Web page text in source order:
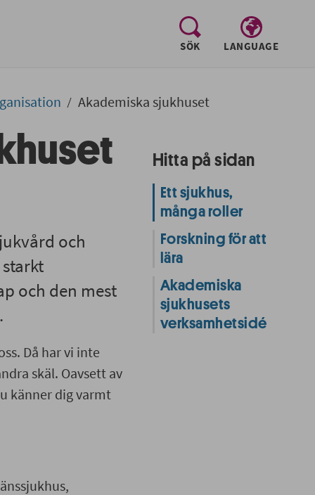
SÖK
, visa sökfältet
LANGUAGE
Akademiska sjukhuset
och
och den mest
Då har vi inte
skäl. Oavsett av
känner dig varmt
Hitta på sidan
Ett sjukhus,
många roller
Forskning för att
lära
Akademiska
sjukhusets
verksamhetsidé